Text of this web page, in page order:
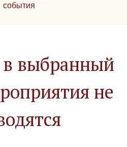
события
выбранный
не